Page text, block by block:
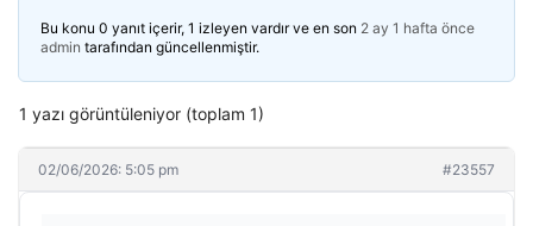
Bu konu 0 yanıt içerir, 1 izleyen vardır ve en son 2 ay 1 hafta önce
admin tarafından güncellenmiştir.
1 yazı görüntüleniyor (toplam 1)
02/06/2026: 5:05 pm #23557